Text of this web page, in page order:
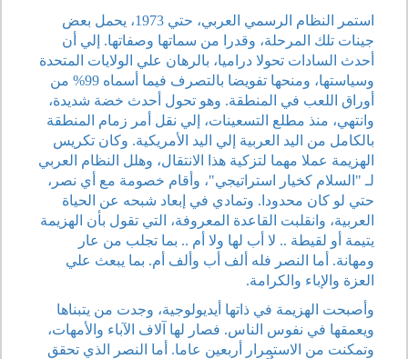
استمر النظام الرسمي العربي، حتي 1973، يحمل بعض
جينات تلك المرحلة، وقدرا من سماتها وصفاتها. إلي أن
أحدث السادات تحولا دراميا، بالرهان علي الولايات المتحدة
وسياستها، ومنحها تفويضا بالتصرف فيما أسماه 99% من
أوراق اللعب في المنطقة. وهو تحول أحدث خضة شديدة،
وانتهي، منذ مطلع التسعينات، إلي نقل أمر زمام المنطقة
بالكامل من اليد العربية إلي اليد الأمريكية. وكان تكريس
الهزيمة عملا مهما لتزكية هذا الانتقال، وهلل النظام العربي
لـ "السلام كخيار استراتيجي"، وأقام خصومة مع أي نصر،
حتي لو كان محدودا. وتمادي في إبعاد شبحه عن الحياة
العربية، وانقلبت القاعدة المعروفة، التي تقول بأن الهزيمة
يتيمة أو لقيطة .. لا أب لها ولا أم .. بما تجلب من عار
ومهانة. أما النصر فله ألف أب وألف أم. بما يبعث علي
العزة والإباء والكرامة.
وأصبحت الهزيمة في ذاتها أيديولوجية، وجدت من يتبناها
ويعمقها في نفوس الناس. فصار لها آلاف الآباء والأمهات،
وتمكنت من الاستمرار أربعين عاما. أما النصر الذي تحقق